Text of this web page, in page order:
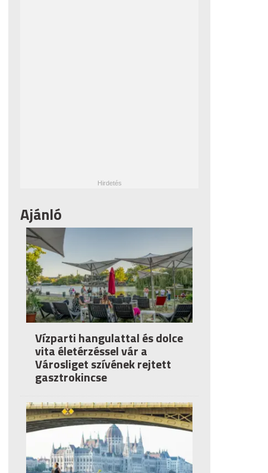
Ajánló
Vízparti hangulattal és dolce
vita életérzéssel vár a
Városliget szívének rejtett
gasztrokincse